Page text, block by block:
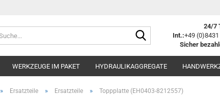
24/7
Int.:+49
Sicher
WERKZEUGE IM PAKET HYDRAULIKAGGREGATE
» Ersatzteile » Ersatzteile » Toppplatte (EH0403-8212557)